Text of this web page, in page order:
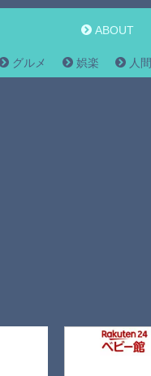
ABOUT
グルメ 娯楽 人間